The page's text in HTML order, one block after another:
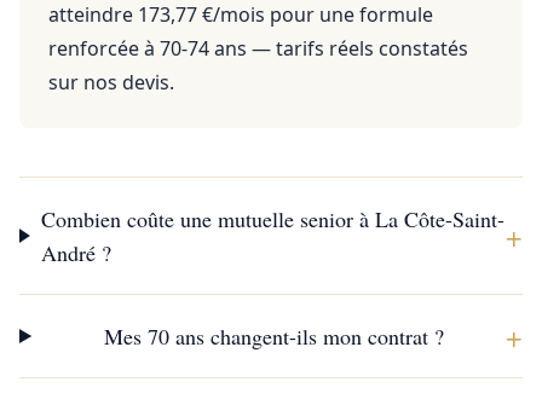
atteindre 173,77 €/mois pour une formule
renforcée à 70-74 ans — tarifs réels constatés
sur nos devis.
Combien coûte une mutuelle senior à La Côte-Saint-
André ?
+
Mes 70 ans changent-ils mon contrat ? +